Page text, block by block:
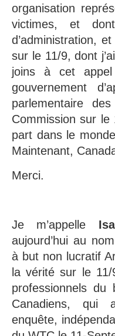
organisation
victimes, et
d’administration,
sur le 11/9, dont
joins à cet appel
gouvernement
parlementaire
Commission sur
part dans le
Maintenant,
Merci.
Je m’appelle
aujourd’hui au
à but non lucratif
la vérité sur le
professionnels
Canadiens, qui
enquête,